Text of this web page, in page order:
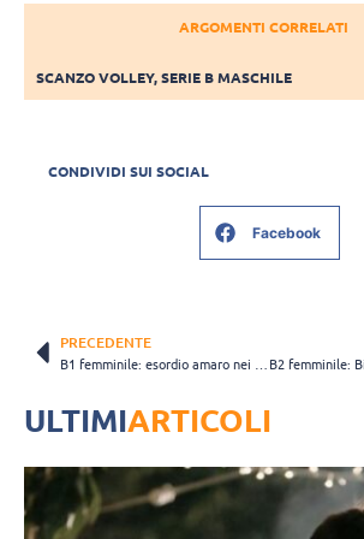
ARGOMENTI CORRELATI
SCANZO VOLLEY,SERIE B MASCHILE
CONDIVIDI SUI SOCIAL
Facebook
PRECEDENTE
B1 femminile: esordio amaro nei play off per Giorgione, Legnano passa 3-1
ULTIMIARTICOLI